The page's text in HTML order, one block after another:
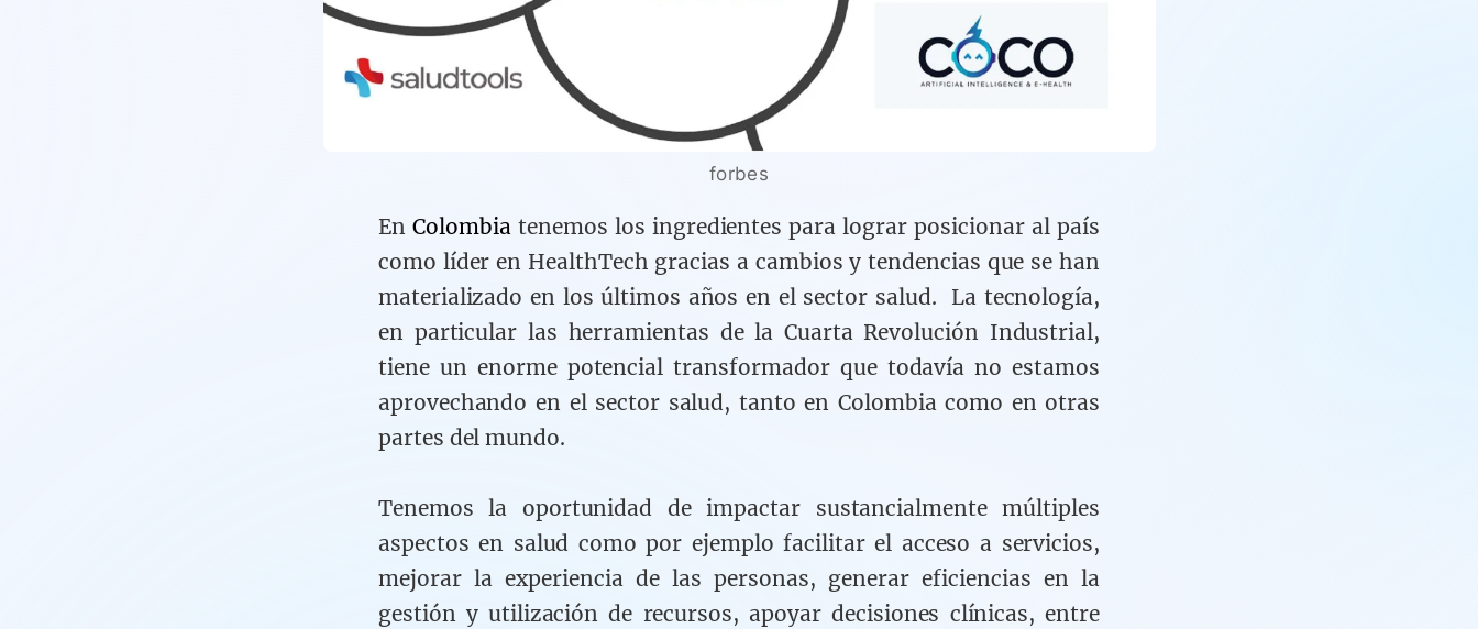
forbes
EnColombiatenemos los ingredientes para lograr posicionar al país
como líder en HealthTech gracias a cambios y tendencias que se han
materializado en los últimos años en el sector salud. La tecnología,
en particular las herramientas de la Cuarta Revolución Industrial,
tiene un enorme potencial transformador que todavía no estamos
aprovechando en el sector salud, tanto en Colombia como en otras
partes del mundo.
Tenemos la oportunidad de impactar sustancialmente múltiples
aspectos en salud como por ejemplo facilitar el acceso a servicios,
mejorar la experiencia de las personas, generar eficiencias en la
gestión y utilización de recursos, apoyar decisiones clínicas, entre